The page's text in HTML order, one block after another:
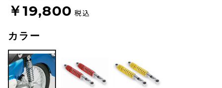
￥19,800 税込
カラー